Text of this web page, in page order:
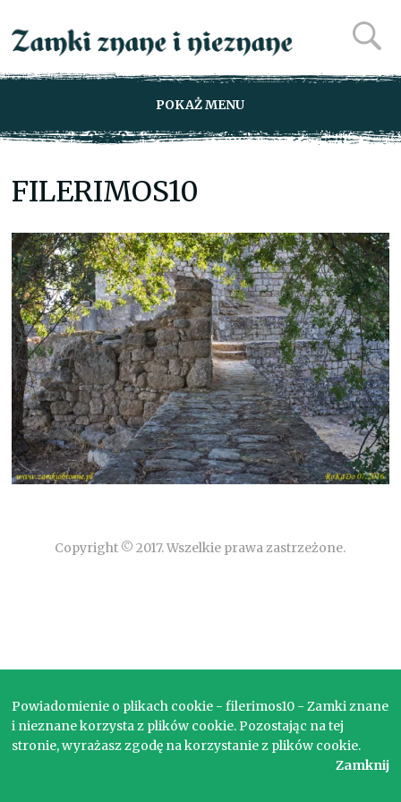
POKAŻ MENU
FILERIMOS10
Copyright © 2017. Wszelkie prawa zastrzeżone.
Powiadomienie o plikach cookie - filerimos10 - Zamki znane
i nieznane korzysta z plików cookie. Pozostając na tej
stronie, wyrażasz zgodę na korzystanie z plików cookie.
Zamknij